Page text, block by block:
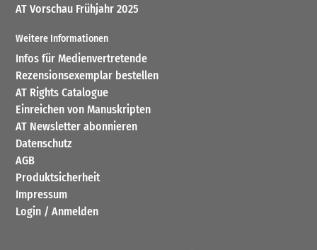
AT Vorschau Frühjahr 2025
Weitere Informationen
Infos für Medienvertretende
Rezensionsexemplar bestellen
AT Rights Catalogue
Einreichen von Manuskripten
AT Newsletter abonnieren
Datenschutz
AGB
Produktsicherheit
Impressum
Login / Anmelden